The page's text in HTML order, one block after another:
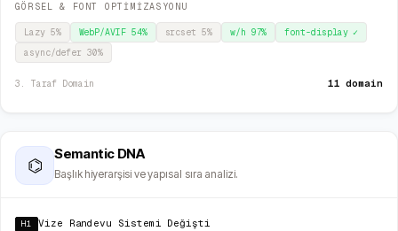
GÖRSEL & FONT OPTİMİZASYONU
Lazy 5% WebP/AVIF 54% srcset5% w/h 97% font-display✓
async/defer30%
3. Taraf Domain 11 domain
⌬
Semantic DNA
Başlık hiyerarşisi ve yapısal sıra analizi.
H1 Vize Randevu Sistemi Değişti